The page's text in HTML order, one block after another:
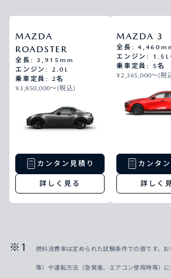
MAZDA
ROADSTER
全長: 3,915mm
エンジン: 2.0L
乗車定員: 2名
¥3,850,000〜(税込)
カンタン見積り
詳しく見る
MAZDA 3
全長:
エンジン:
乗車定員: 5名
¥2,365,000〜(税
カンタ
詳しく
燃料消費率は定められた試験条件での値です。
等）や運転方法（急発進、エアコン使用時等）